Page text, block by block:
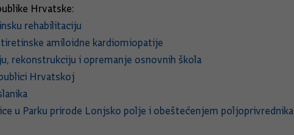
Hrvatske:
rehabilitaciju
amiloidne kardiomiopatije
rekonstrukciju i opremanje osnovnih škola
Hrvatskoj
u Parku prirode Lonjsko polje i obeštećenjem poljoprivrednika